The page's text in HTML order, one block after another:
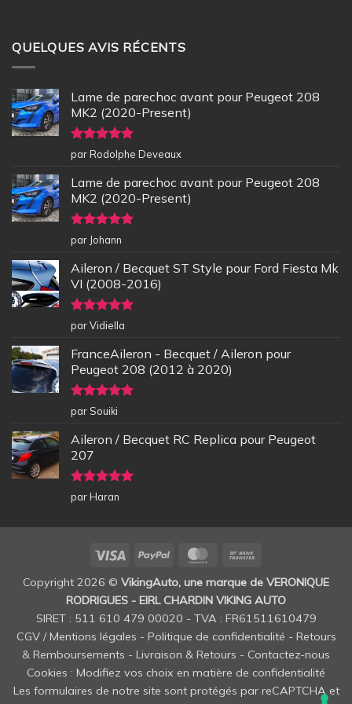
QUELQUES AVIS RÉCENTS
Lame de parechoc avant pour Peugeot 208
MK2 (2020-Present)
Note5sur
5
par Rodolphe Deveaux
Lame de parechoc avant pour Peugeot 208
MK2 (2020-Present)
Note5sur
5
par Johann
Aileron / Becquet ST Style pour Ford Fiesta Mk
VI (2008-2016)
Note5sur
5
par Vidiella
FranceAileron - Becquet / Aileron pour
Peugeot 208 (2012 à 2020)
Note5sur
5
par Souiki
Aileron / Becquet RC Replica pour Peugeot
207
Note5sur
5
par Haran
Visa PayPal MasterCard
Copyright 2026 © VikingAuto, une marque de VERONIQUE
RODRIGUES - EIRL CHARDIN VIKING AUTO
SIRET : 511 610 479 00020 - TVA : FR61511610479
CGV / Mentions légales - Politique de confidentialité - Retours
& Remboursements - Livraison & Retours - Contactez-nous
Cookies : Modifiez vos choix en matière de confidentialité
Les formulaires de notre site sont protégés par reCAPTCHA et